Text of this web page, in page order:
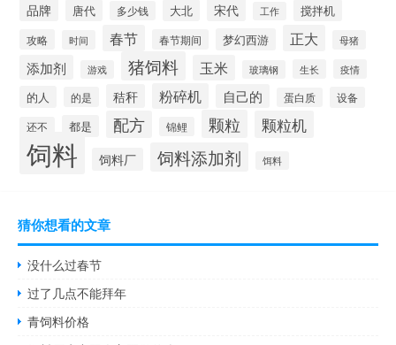
品牌 唐代 多少钱 大北 宋代 工作 搅拌机
攻略 时间 春节 春节期间 梦幻西游 正大 母猪
添加剂 游戏 猪饲料 玉米 玻璃钢 生长 疫情
的人 的是 秸秆 粉碎机 自己的 蛋白质 设备
还不 都是 配方 锦鲤 颗粒 颗粒机
饲料 饲料厂 饲料添加剂 饵料
猜你想看的文章
没什么过春节
过了几点不能拜年
青饲料价格